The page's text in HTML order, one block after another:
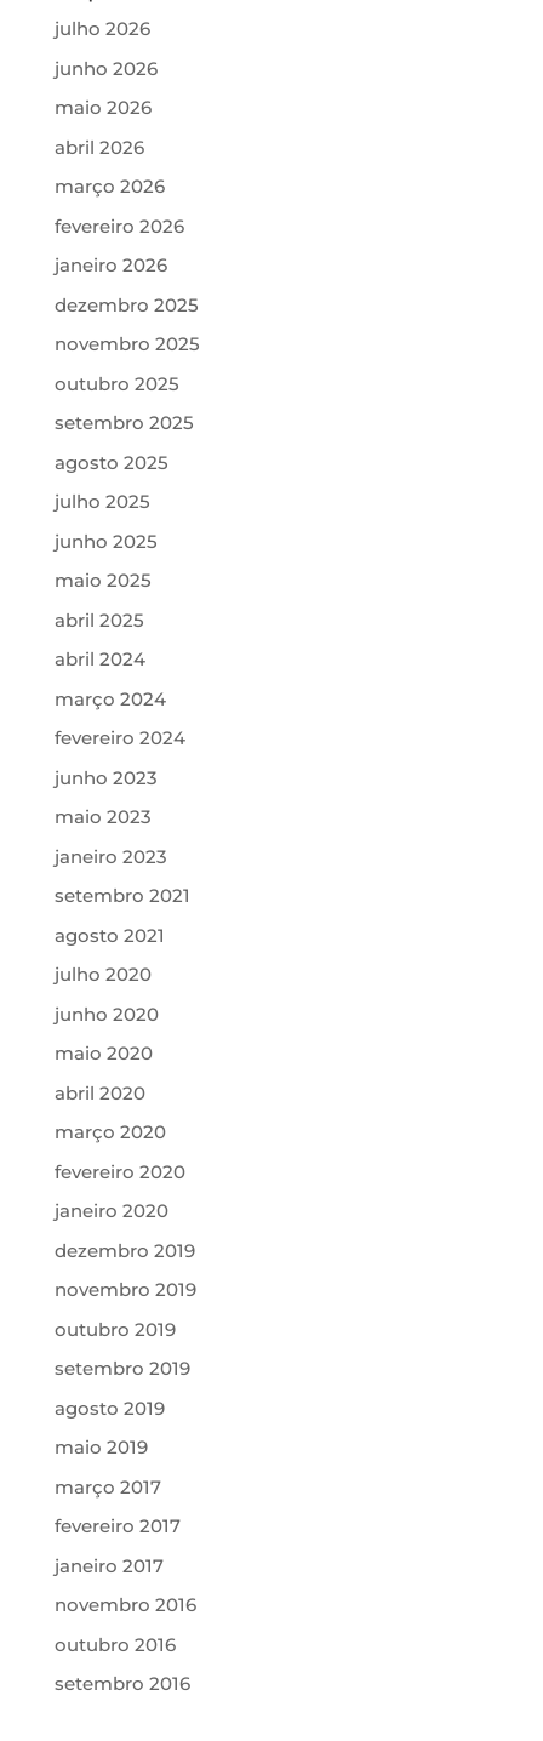
julho 2026
junho 2026
maio 2026
abril 2026
março 2026
fevereiro 2026
janeiro 2026
dezembro 2025
novembro 2025
outubro 2025
setembro 2025
agosto 2025
julho 2025
junho 2025
maio 2025
abril 2025
abril 2024
março 2024
fevereiro 2024
junho 2023
maio 2023
janeiro 2023
setembro 2021
agosto 2021
julho 2020
junho 2020
maio 2020
abril 2020
março 2020
fevereiro 2020
janeiro 2020
dezembro 2019
novembro 2019
outubro 2019
setembro 2019
agosto 2019
maio 2019
março 2017
fevereiro 2017
janeiro 2017
novembro 2016
outubro 2016
setembro 2016